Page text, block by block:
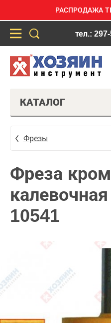
РАСПРОДАЖА
тел.:
КАТАЛОГ
Фрезы
Фреза
10541